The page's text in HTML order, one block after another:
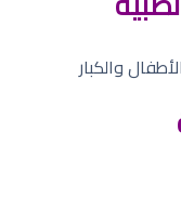
والكبار